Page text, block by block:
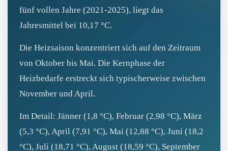
fünf vollen Jahre (2021‑2025), liegt das
Jahresmittel bei 10,17 °C.
Die Heizsaison konzentriert sich auf den Zeitraum
von Oktober bis Mai. Die Kernphase der
Heizbedarfe erstreckt sich typischerweise zwischen
November und April.
Im Detail: Jänner (1,8 °C), Februar (2,98 °C), März
(5,3 °C), April (7,91 °C), Mai (12,88 °C), Juni (18,2
°C), Juli (18,71 °C), August (18,59 °C), September